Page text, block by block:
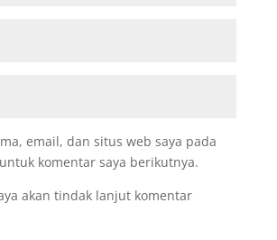
email, dan situs web saya pada
komentar saya berikutnya.
akan tindak lanjut komentar